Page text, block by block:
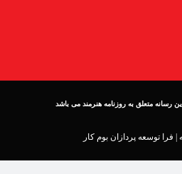
رسانه متعلق به روزنامه هنرمند می باشد
| فرا توسعه پردازان بوم کار